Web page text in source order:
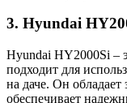
3. Hyundai
Hyundai HY2000Si –
подходит для
на даче. Он
обеспечивает